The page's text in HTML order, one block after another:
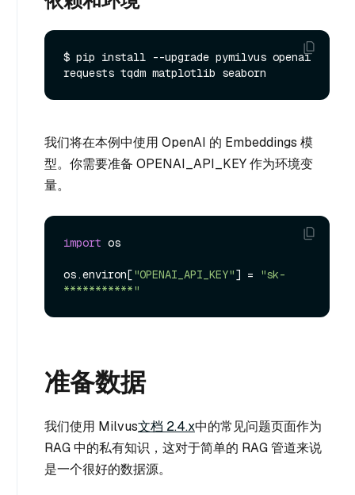
$ pip install --upgrade pymilvus openai
我们将在本例中使用 OpenAI 的 Embeddings 模
型。你需要准备 OPENAI_API_KEY 作为环境变
量。
import os
os.environ["OPENAI_API_KEY"] =
"sk-
***********"
准备数据
我们使用 Milvus文档 2.4.x中的常见问题页面作为
RAG 中的私有知识，这对于简单的 RAG 管道来说
是一个很好的数据源。